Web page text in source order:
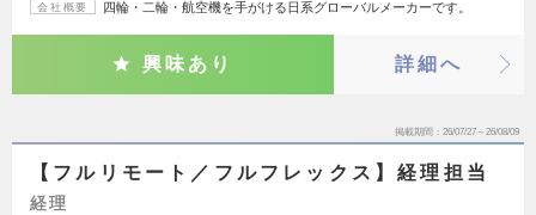
会社概要 四輪・二輪・航空機を手がける日系グローバルメーカーです。
興味あり 詳細へ
掲載期間 26/07/27～26/08/09
【フルリモート／フルフレックス】経理担当
経理